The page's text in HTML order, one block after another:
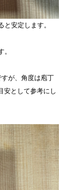
と安定します。
が、角度は庖丁
安として参考にし